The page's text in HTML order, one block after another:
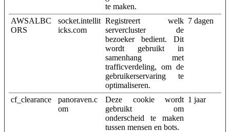
te maken.
AWSALBC
ORS
socket.intellit
icks.com
Registreert welk
servercluster de
bezoeker bedient. Dit
wordt gebruikt in
samenhang met
trafficverdeling, om de
gebruikerservaring te
optimaliseren.
7 dagen
cf_clearance
panoraven.c
om
Deze cookie wordt
gebruikt om
onderscheid te maken
tussen mensen en bots.
1 jaar